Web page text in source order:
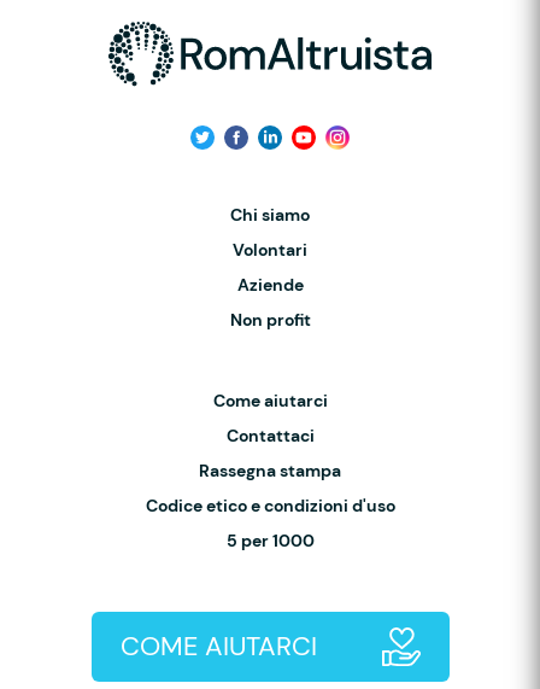
Chi siamo
Volontari
Aziende
Non profit
Come aiutarci
Contattaci
Rassegna stampa
Codice etico e condizioni d'uso
5 per 1000
COME AIUTARCI